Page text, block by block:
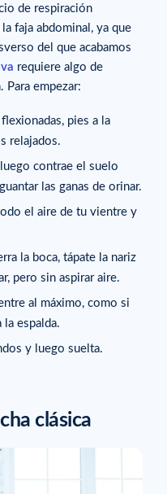
de respiración
faja abdominal, ya que
del que acabamos
requiere algo de
Para empezar:
flexionadas, pies a la
relajados.
contrae el suelo
las ganas de orinar.
el aire de tu vientre y
la boca, tápate la nariz
pero sin aspirar aire.
al máximo, como si
espalda.
y luego suelta.
clásica